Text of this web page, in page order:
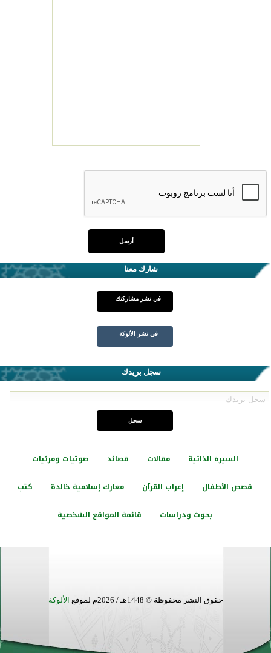
شارك معنا
في نشر مشاركتك
في نشر الألوكة
سجل بريدك
السيرة الذاتية مقالات قصائد صوتيات ومرئيات
قصص الأطفال إعراب القرآن معارك إسلامية خالدة كتب
بحوث ودراسات قائمة المواقع الشخصية
حقوق النشر محفوظة © 1448هـ / 2026م لموقع الألوكة